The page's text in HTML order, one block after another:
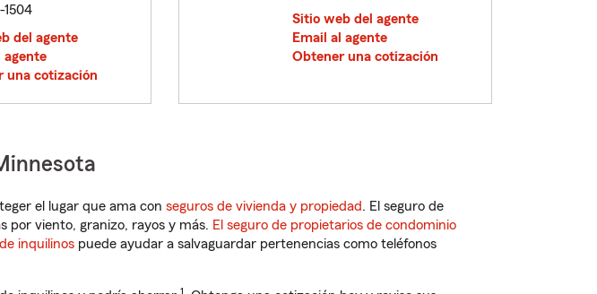
1504
del agente
agente
una cotización
Sitio web del agente
Email al agente
Obtener una cotización
el lugar que ama con seguros de vivienda y propiedad. El seguro de
por viento, granizo, rayos y más. El seguro de propietarios de condominio
inquilinos puede ayudar a salvaguardar pertenencias como teléfonos
1